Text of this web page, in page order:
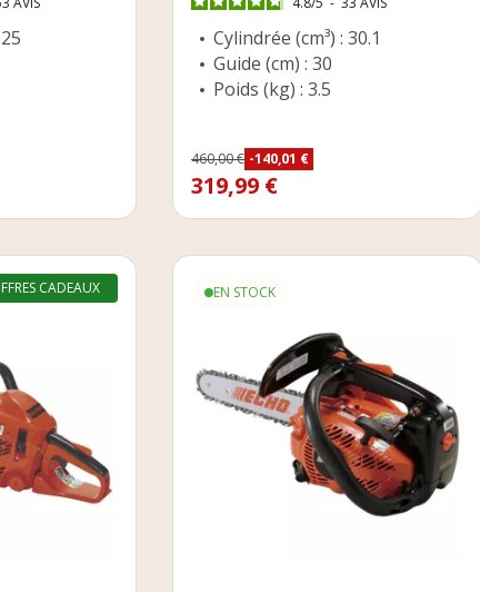
Cylindrée (cm³) : 30.1
Guide (cm) : 30
Poids (kg) : 3.5
Prix de base
460,00 € -140,01 €
Prix
319,99 €
CADEAUX EN STOCK